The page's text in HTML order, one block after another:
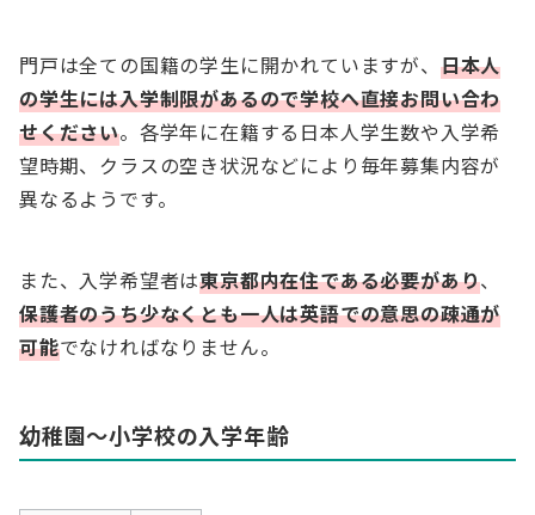
門戸は全ての国籍の学生に開かれていますが、 日本人
の学生には入学制限があるので学校へ直接お問い合わ
せください。各学年に在籍する日本人学生数や入学希
望時期、クラスの空き状況などにより毎年募集内容が
異なるようです。
また、入学希望者は東京都内在住である必要があり、
保護者のうち少なくとも一人は英語での意思の疎通が
可能でなければなりません。
幼稚園～小学校の入学年齢